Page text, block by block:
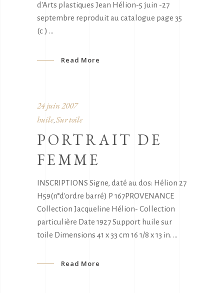
d'Arts plastiques Jean Hélion-5 juin -27
septembre reproduit au catalogue page 35
(c )
Read More
24 juin 2007
huile Sur toile
PORTRAIT DE
FEMME
INSCRIPTIONS Signe, daté au dos: Hélion 27
H59(n°d'ordre barré) P 167PROVENANCE
Collection Jacqueline Hélion- Collection
particulière Date 1927 Support huile sur
toile Dimensions 41 x 33 cm 16 1/8 x 13 in.
Read More